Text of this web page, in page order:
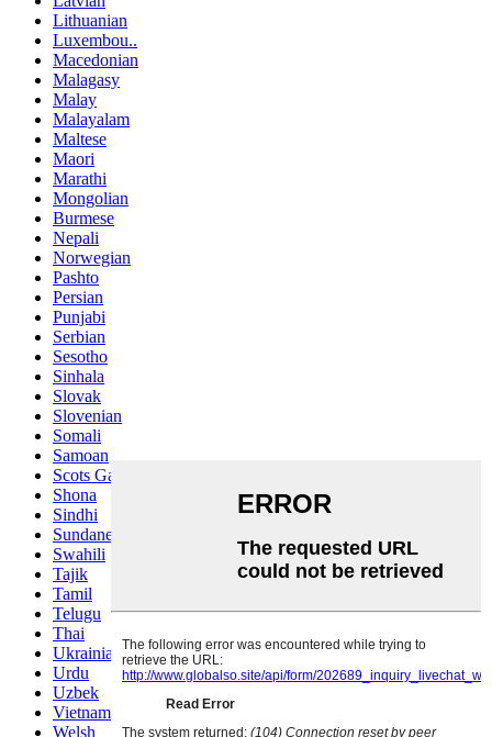
Lithuanian
Luxembou..
Macedonian
Malagasy
Malay
Malayalam
Maltese
Maori
Marathi
Mongolian
Burmese
Nepali
Norwegian
Pashto
Persian
Punjabi
Serbian
Sesotho
Sinhala
Slovak
Slovenian
Somali
Samoan
Scots Gaelic
Shona
Sindhi
Sundanese
Swahili
Tajik
Tamil
Telugu
Thai
Ukrainian
Urdu
Uzbek
Vietnamese
Welsh